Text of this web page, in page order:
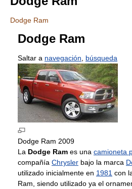
Dodge Ram
Dodge Ram
Saltar a navegación búsqueda
Dodge Ram 2009
La Dodge Ram es una camioneta
compañía Chrysler bajo la marca
utilizado inicialmente en 1981 con
Ram, siendo utilizado ya el